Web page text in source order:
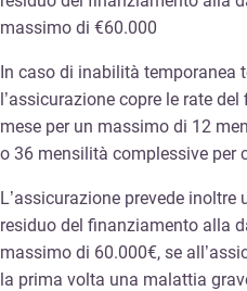
massimo di €60.000
In caso di inabilità temporanea
l’assicurazione copre le rate
mese per un massimo di 12
o 36 mensilità complessive per
L’assicurazione prevede
residuo del finanziamento alla
massimo di 60.000€, se
la prima volta una malattia